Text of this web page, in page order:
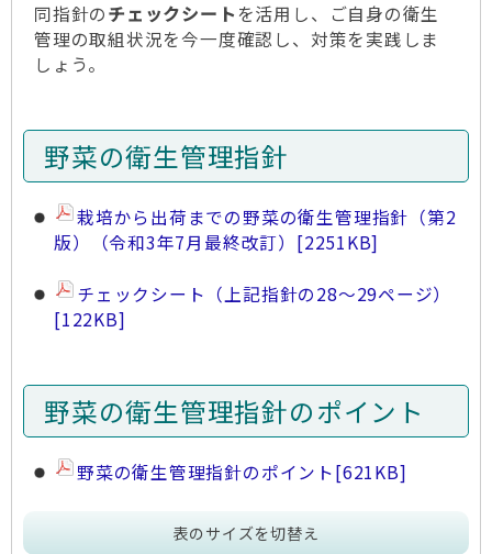
同指針のチェックシート を活用し、ご自身の衛生
管理の取組状況を今一度確認し、対策を実践しま
しょう。
野菜の衛生管理指針
栽培から出荷までの野菜の衛生管理指針（第2
版）（令和3年7月最終改訂） [2251KB]
チェックシート（上記指針の28～29ページ）
[122KB]
野菜の衛生管理指針のポイント
野菜の衛生管理指針のポイント[621KB]
表のサイズを切替え